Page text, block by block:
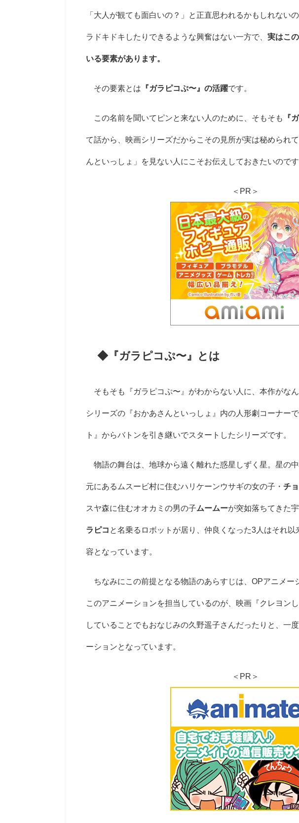
「大人が観ても面白いの？」と正直思われるかもしれない
ラドキドキしたりできるような興奮はない一方で、実はこ
いる要素があります。
その要素とは 『ガラピコぷ〜』の活躍です。
この名前を聞いてピンと来ない人のために、そもそも 『
て話から、映画シリーズだからこその見所が実は秘められ
んといっしょ」を見ない人にこそお伝えしておきたいのです
＜PR＞
◆『ガラピコぷ〜』とは
そもそも『ガラピコぷ〜』がわからない人に、本作がな
シリーズの『おかあさんといっしょ』内の人形劇コーナー
ト』からバトンを引き継いでスタートしたシリーズです。
物語の舞台は、地球から遠く離れた惑星しずく星。星の
元にあるムスービ村に住むハリケーンウサギの女の子・チ
スヤ森に住むオオカミの男の子ムームーが突如落ちてきた
ラピコ と名乗るロボットが居り、仲良くなった3人はそれ
容となっています。
ちなみにこの前提となる物語のあらすじは、OPアニメー
このアニメーションを担当しているのが、映画『クレヨン
していることでもおなじみの久野遥子さんだったりと、一
ーションとなっています。
＜PR＞